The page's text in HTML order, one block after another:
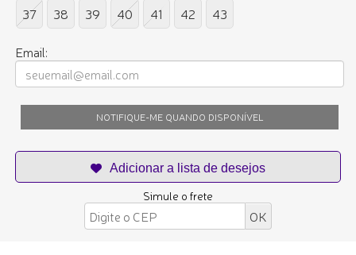
37
38 39 40 41 42 43
Email:
NOTIFIQUE-ME QUANDO DISPONÍVEL
Simule o frete